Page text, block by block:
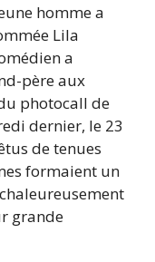
homme a
Lila
a
père aux
photocall de
dernier, le 23
de tenues
formaient un
grande